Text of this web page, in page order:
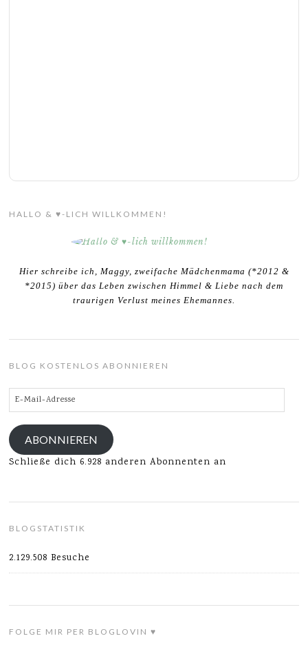
HALLO & ♥-LICH WILLKOMMEN!
Hier schreibe ich, Maggy, zweifache Mädchenmama (*2012 &
*2015) über das Leben zwischen Himmel & Liebe nach dem
traurigen Verlust meines Ehemannes.
BLOG KOSTENLOS ABONNIEREN
E-
Mail-
Adresse
ABONNIEREN
Schließe dich 6.928 anderen Abonnenten an
BLOGSTATISTIK
2.129.508 Besuche
FOLGE MIR PER BLOGLOVIN ♥